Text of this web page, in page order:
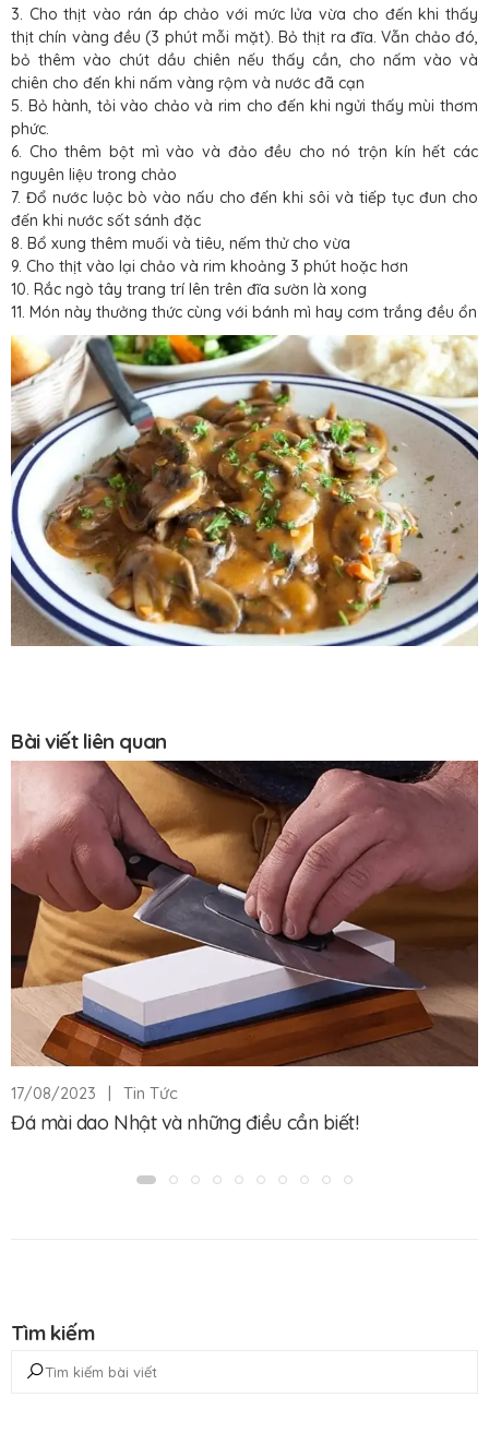
3. Cho thịt vào rán áp chảo với mức lửa vừa cho đến khi thấy
thịt chín vàng đều (3 phút mỗi mặt). Bỏ thịt ra đĩa. Vẫn chảo đó,
bỏ thêm vào chút dầu chiên nếu thấy cần, cho nấm vào và
chiên cho đến khi nấm vàng rộm và nước đã cạn
5. Bỏ hành, tỏi vào chảo và rim cho đến khi ngửi thấy mùi thơm
phức.
6. Cho thêm bột mì vào và đảo đều cho nó trộn kín hết các
nguyên liệu trong chảo
7. Đổ nước luộc bò vào nấu cho đến khi sôi và tiếp tục đun cho
đến khi nước sốt sánh đặc
8. Bổ xung thêm muối và tiêu, nếm thử cho vừa
9. Cho thịt vào lại chảo và rim khoảng 3 phút hoặc hơn
10. Rắc ngò tây trang trí lên trên đĩa sườn là xong
11. Món này thưởng thức cùng với bánh mì hay cơm trắng đều ổn
Bài viết liên quan
17/08/2023 Tin Tức
Đá mài dao Nhật và những điều cần biết!
Tìm kiếm